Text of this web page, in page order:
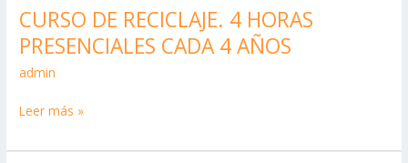
CURSO DE RECICLAJE. 4 HORAS
PRESENCIALES CADA 4 AÑOS
admin
CURSO
DE
HORAS
CADA
Leer más »